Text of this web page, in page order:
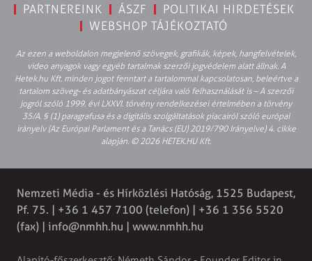
PARTNEREINK
ÁSZF
POLITIKAI HIRDETÉSEK
WEBSHOP TÁJÉKOZTATÓ
Az ezen a weboldalon megjelenő szövegek, grafikák, képek, hangfelvételek,
video anyagok vagy egyéb tartalmak szerzői jogvédelem alatt állnak. A
Hetek.hu Kft. minden jogot fenntart a tartalommal kapcsolatosan, beleértve a
tartalom szöveg- és adatbányászat céljára való felhasználását is – A szerzői
jogról szóló 1999. évi LXXVI. törvény rendelkezései értelmében a törvény
35/A. § (1) paragrafusa és a digitális szolgáltatások piacairól szóló európai
irányelv (Az Európai Parlament és a Tanács (EU) 2019/790 Irányelve) 4. cikke
alapján. © 2026 HETEK.HU Kft.
Nemzeti Média - és Hírközlési Hatóság, 1525 Budapest,
Pf. 75. | +36 1 457 7100 (telefon) | +36 1 356 5520
(fax) | info@nmhh.hu | www.nmhh.hu